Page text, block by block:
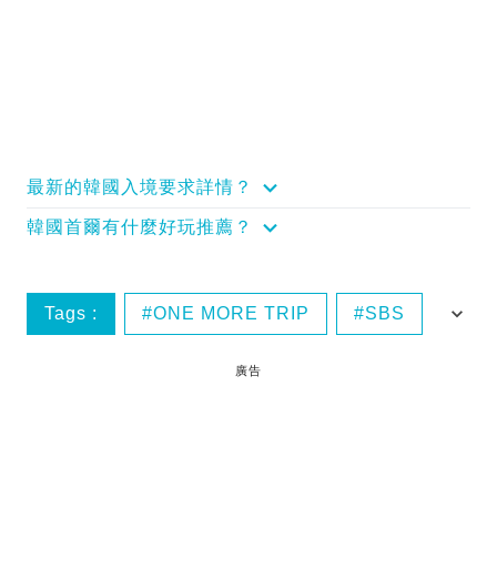
最新的韓國入境要求詳情？
韓國首爾有什麼好玩推薦？
Tags : ONE MORE TRIP SBS
追星
廣告